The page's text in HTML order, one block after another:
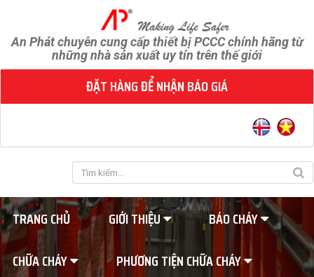
An Phát chuyên cung cấp thiết bị PCCC chính hãng từ
những nhà sản xuất uy tín trên thế giới
ĐẶT HÀNG ĐỂ NHẬN BÁO GIÁ
TRANG CHỦ GIỚI THIỆU
BÁO CHÁY
CHỮA CHÁY
PHƯƠNG TIỆN CHỮA CHÁY